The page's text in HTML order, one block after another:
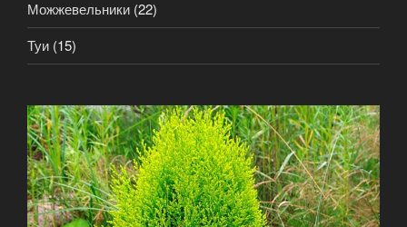
Можжевельники (22)
Туи (15)